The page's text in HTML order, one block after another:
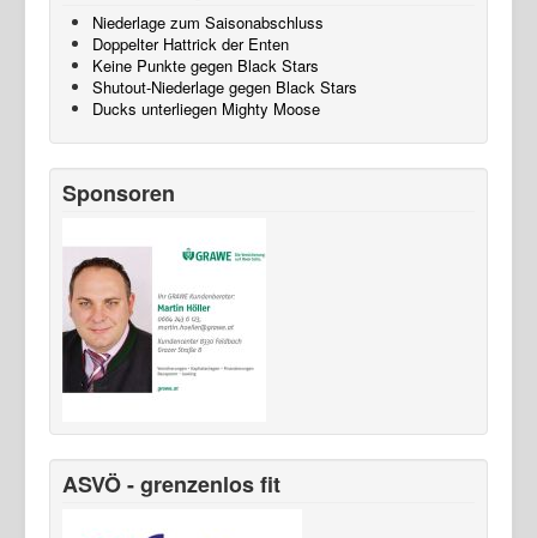
Niederlage zum Saisonabschluss
Doppelter Hattrick der Enten
Keine Punkte gegen Black Stars
Shutout-Niederlage gegen Black Stars
Ducks unterliegen Mighty Moose
Sponsoren
ASVÖ - grenzenlos fit